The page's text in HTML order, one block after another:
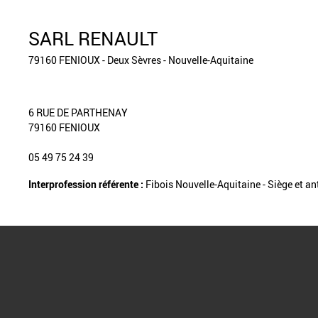
SARL RENAULT
79160 FENIOUX - Deux Sèvres - Nouvelle-Aquitaine
6 RUE DE PARTHENAY
79160 FENIOUX
05 49 75 24 39
Interprofession référente : Fibois Nouvelle-Aquitaine - Siège et